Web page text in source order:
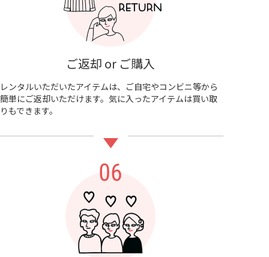
ご返却 or ご購入
レンタルいただいたアイテムは、ご自宅やコンビニ等から
簡単にご返却いただけます。気に入ったアイテムは買い取
りもできます。